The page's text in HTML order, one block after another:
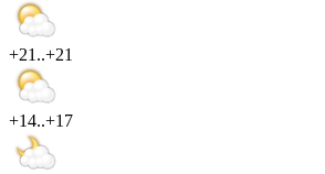
+21..+21
+14..+17